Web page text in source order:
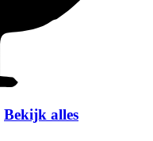
Bekijk alles